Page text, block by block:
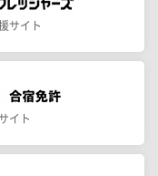
サイト
イト